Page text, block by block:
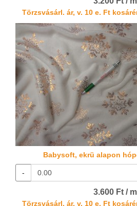
Törzsvásárl. ár, v. 10 e. Ft
Babysoft, ekrü alapon
-
3.600 Ft / m
Törzsvásárl. ár, v. 10 e. Ft